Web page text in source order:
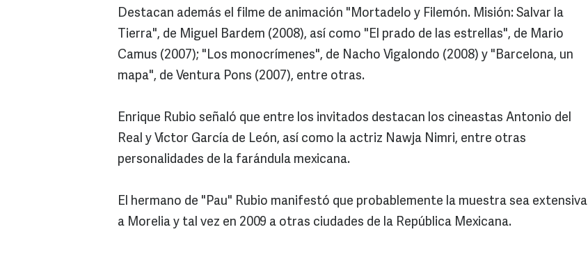
Destacan además el filme de animación "Mortadelo y Filemón. Misión: Salvar la
Tierra", de Miguel Bardem (2008), así como "El prado de las estrellas", de Mario
Camus (2007); "Los monocrímenes", de Nacho Vigalondo (2008) y "Barcelona, un
mapa", de Ventura Pons (2007), entre otras.
Enrique Rubio señaló que entre los invitados destacan los cineastas Antonio del
Real y Víctor García de León, así como la actriz Nawja Nimri, entre otras
personalidades de la farándula mexicana.
El hermano de "Pau" Rubio manifestó que probablemente la muestra sea extensiva
a Morelia y tal vez en 2009 a otras ciudades de la República Mexicana.